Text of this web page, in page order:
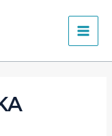
Main